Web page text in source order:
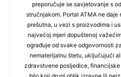
preporučuje se savjetovanje s
stručnjakom. Portal ATMA ne
prešutna, u vezi s proizvodima i
najvećoj mjeri dopuštenoj
ograđuje od svake odgovornosti
nematerijalnu štetu, uključujući
zdravstvene posljedice,